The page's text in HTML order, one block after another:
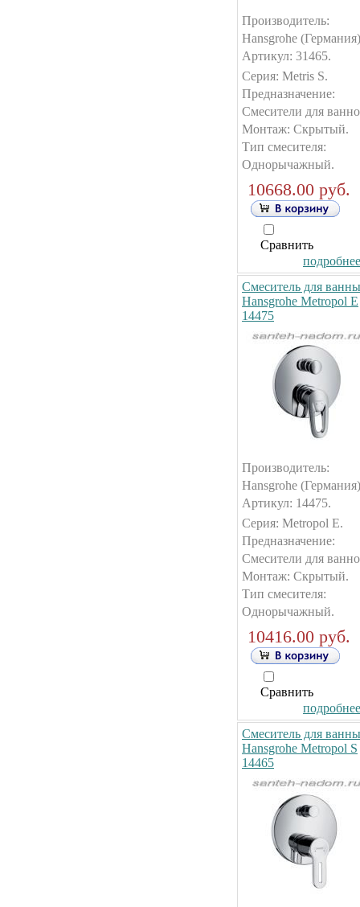
Производитель:
Hansgrohe
Артикул: 31465.
Серия: Metris S.
Предназначение:
Смесители для
Монтаж: Скрытый.
Тип смесителя:
Однорычажный.
10668.00 руб.
Сравнить
Смеситель для ванны
Hansgrohe Metropol E
14475
Производитель:
Hansgrohe
Артикул: 14475.
Серия: Metropol E.
Предназначение:
Смесители для
Монтаж: Скрытый.
Тип смесителя:
Однорычажный.
10416.00 руб.
Сравнить
Смеситель для ванны
Hansgrohe Metropol S
14465